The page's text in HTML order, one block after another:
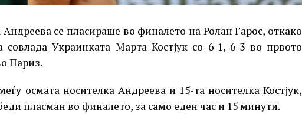
се пласираше во финалето на Ролан Гарос, откако
Украинката Марта Костјук со 6-1, 6-3 во првото
Париз.
осмата носителка Андреева и 15-та носителка Костјук,
пласман во финалето, за само еден час и 15 минути.